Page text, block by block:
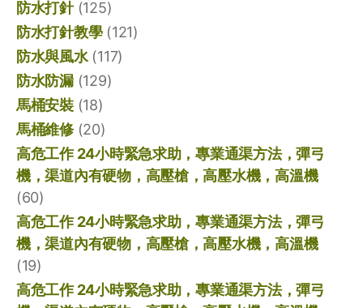
防水打針(125)
防水打針教學(121)
防水與風水(117)
防水防漏(129)
馬桶安裝(18)
馬桶維修(20)
高危工作 24小時緊急求助，專業通渠方法，彈弓
機，渠道內有硬物，高壓槍，高壓水機，高溫機
(60)
高危工作 24小時緊急求助，專業通渠方法，彈弓
機，渠道內有硬物，高壓槍，高壓水機，高溫機
(19)
高危工作 24小時緊急求助，專業通渠方法，彈弓